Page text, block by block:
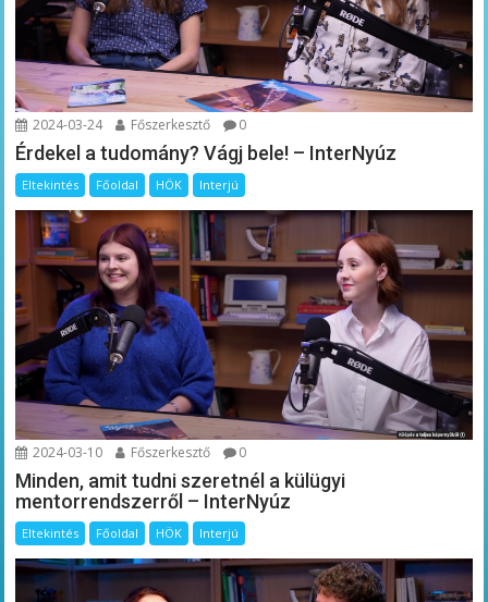
2024-03-24 Főszerkesztő 0
Érdekel a tudomány? Vágj bele! – InterNyúz
Eltekintés Főoldal HÖK Interjú
2024-03-10 Főszerkesztő 0
Minden, amit tudni szeretnél a külügyi
mentorrendszerről – InterNyúz
Eltekintés Főoldal HÖK Interjú